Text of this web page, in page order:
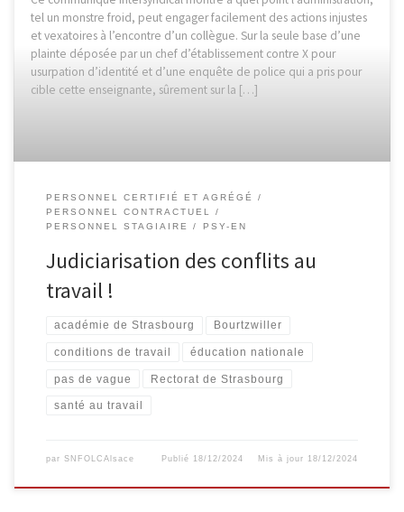
tel un monstre froid, peut engager facilement des actions injustes
et vexatoires à l’encontre d’un collègue. Sur la seule base d’une
plainte déposée par un chef d’établissement contre X pour
usurpation d’identité et d’une enquête de police qui a pris pour
cible cette enseignante, sûrement sur la […]
PERSONNEL CERTIFIÉ ET AGRÉGÉ
PERSONNEL CONTRACTUEL
PERSONNEL STAGIAIRE
PSY-EN
Judiciarisation des conflits au
travail !
académie de Strasbourg Bourtzwiller
conditions de travail éducation nationale
pas de vague Rectorat de Strasbourg
santé au travail
par SNFOLCAlsace Publié 18/12/2024 Mis à jour 18/12/2024